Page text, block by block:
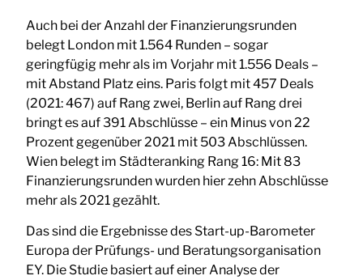
Auch bei der Anzahl der Finanzierungsrunden
belegt London mit 1.564 Runden – sogar
geringfügig mehr als im Vorjahr mit 1.556 Deals –
mit Abstand Platz eins. Paris folgt mit 457 Deals
(2021: 467) auf Rang zwei, Berlin auf Rang drei
bringt es auf 391 Abschlüsse – ein Minus von 22
Prozent gegenüber 2021 mit 503 Abschlüssen.
Wien belegt im Städteranking Rang 16: Mit 83
Finanzierungsrunden wurden hier zehn Abschlüsse
mehr als 2021 gezählt.
Das sind die Ergebnisse des Start-up-Barometer
Europa der Prüfungs- und Beratungsorganisation
EY. Die Studie basiert auf einer Analyse der